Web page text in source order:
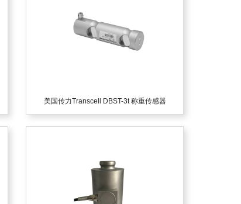
美国传力Transcell DBST-3t 称重传感器